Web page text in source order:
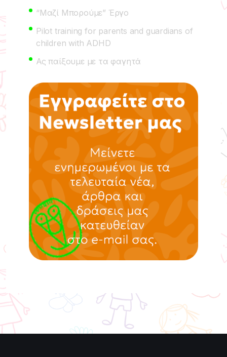
“Μαζί Μπορούμε” Έργο
Pilot training for parents and guardians of
children with ADHD
Ας παίξουμε με τα φαγητά